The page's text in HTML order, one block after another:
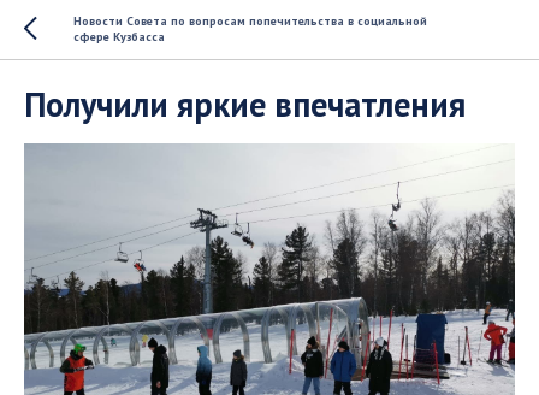
Новости Совета по вопросам попечительства в социальной
сфере Кузбасса
Получили яркие впечатления